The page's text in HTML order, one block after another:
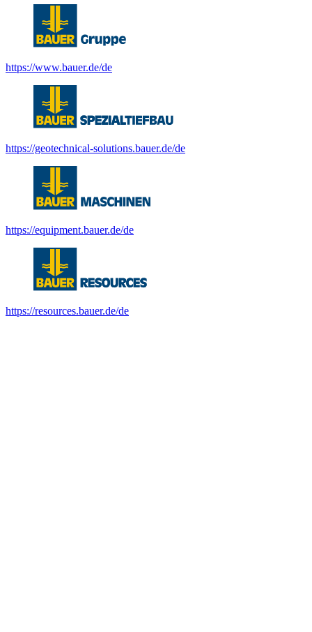
https://www.bauer.de/de
https://geotechnical-solutions.bauer.de/de
https://equipment.bauer.de/de
https://resources.bauer.de/de